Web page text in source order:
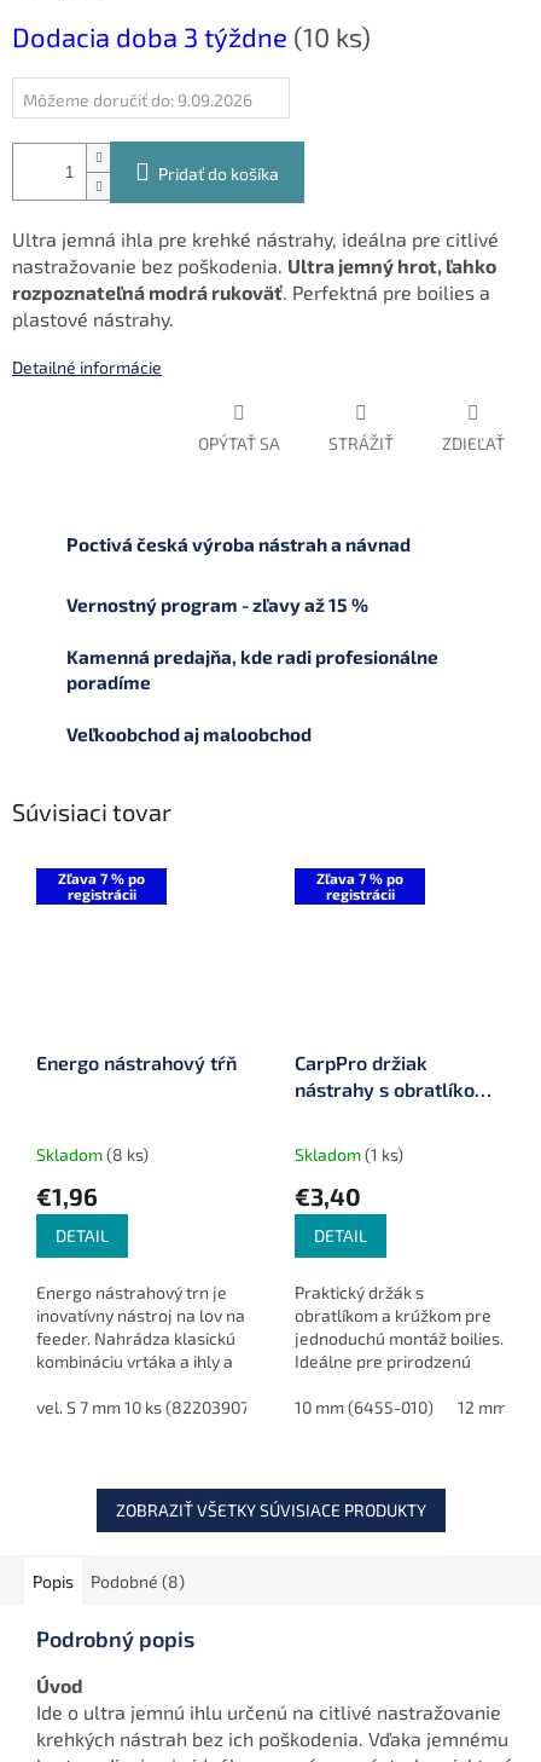
cena:
Dodacia doba 3 týždne (10 ks)
Môžeme doručiť do: 9.09.2026
Pridať do košíka
Ultra jemná ihla pre krehké nástrahy, ideálna pre citlivé
nastražovanie bez poškodenia. Ultra jemný hrot, ľahko
rozpoznateľná modrá rukoväť. Perfektná pre boilies a
plastové nástrahy.
Detailné informácie
OPÝTAŤ SA STRÁŽIŤ ZDIEĽAŤ
Poctivá česká výroba nástrah a návnad
Vernostný program - zľavy až 15 %
Kamenná predajňa, kde radi profesionálne
poradíme
Veľkoobchod aj maloobchod
Súvisiaci tovar
Zľava 7 % po
registrácii
Energo nástrahový tŕň
Skladom(8 ks)
€1,96
DETAIL
Energo nástrahový trn je
inovatívny nástroj na lov na
feeder. Nahrádza klasickú
kombináciu vrtáka a ihly a
pelet alebo boilie na háčik.
vel. S 7 mm 10 ks (82203907) vel. M 10 mm 8 ks (82203910)
Zľava 7 % po
registrácii
CarpPro držiak
nástrahy s obratlíkom
Skladom(1 ks)
€3,40
DETAIL
Praktický držák s
obratlíkom a krúžkom pre
jednoduchú montáž boilies.
Ideálne pre prirodzenú
10 mm (6455-010)
12 mm
ZOBRAZIŤ VŠETKY SÚVISIACE PRODUKTY
Popis Podobné (8)
Podrobný popis
Úvod
Ide o ultra jemnú ihlu určenú na citlivé nastražovanie
krehkých nástrah bez ich poškodenia. Vďaka jemnému